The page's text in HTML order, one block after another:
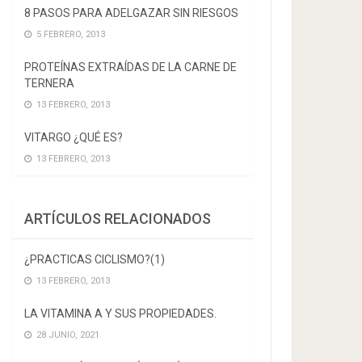
8 PASOS PARA ADELGAZAR SIN RIESGOS
5 FEBRERO, 2013
PROTEÍNAS EXTRAÍDAS DE LA CARNE DE
TERNERA
13 FEBRERO, 2013
VITARGO ¿QUÉ ES?
13 FEBRERO, 2013
ARTÍCULOS RELACIONADOS
¿PRACTICAS CICLISMO?(1)
13 FEBRERO, 2013
LA VITAMINA A Y SUS PROPIEDADES.
28 JUNIO, 2021